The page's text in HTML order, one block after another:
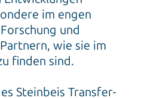
im engen
und
wie sie im
finden sind.
Steinbeis Transfer-